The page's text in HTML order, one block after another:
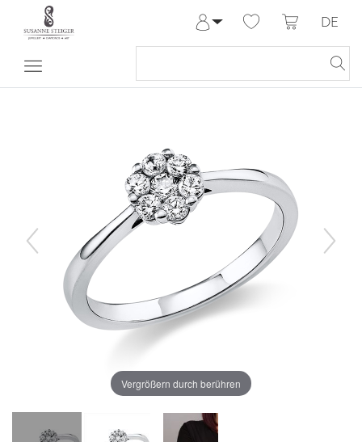
Anmelden
Meine Bestellungen
DE
Vergrößern durch berühren